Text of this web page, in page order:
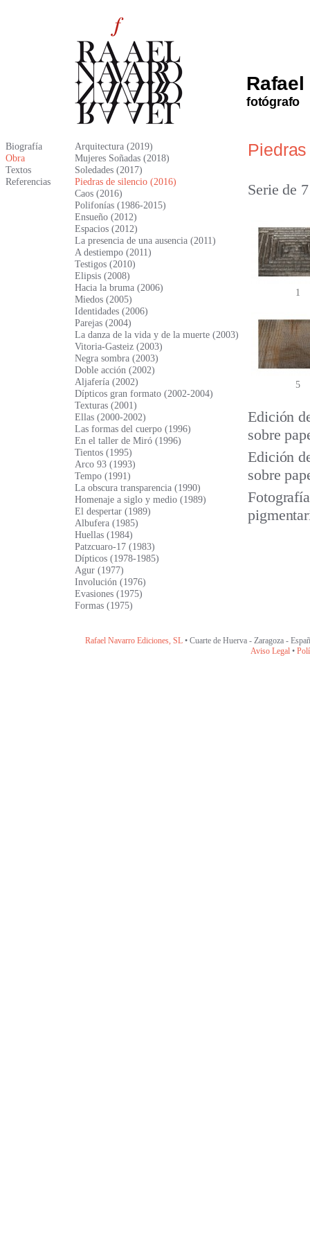
fotógrafo
Biografía
Obra
Textos
Referencias
Arquitectura (2019)
Mujeres Soñadas (2018)
Soledades (2017)
Piedras de silencio (2016)
Caos (2016)
Polifonías (1986-2015)
Ensueño (2012)
Espacios (2012)
La presencia de una ausencia (2011)
A destiempo (2011)
Testigos (2010)
Elipsis (2008)
Hacia la bruma (2006)
Miedos (2005)
Identidades (2006)
Parejas (2004)
La danza de la vida y de la muerte (2003)
Vitoria-Gasteiz (2003)
Negra sombra (2003)
Doble acción (2002)
Aljafería (2002)
Dípticos gran formato (2002-2004)
Texturas (2001)
Ellas (2000-2002)
Las formas del cuerpo (1996)
En el taller de Miró (1996)
Tientos (1995)
Arco 93 (1993)
Tempo (1991)
La obscura transparencia (1990)
Homenaje a siglo y medio (1989)
El despertar (1989)
Albufera (1985)
Huellas (1984)
Patzcuaro-17 (1983)
Dípticos (1978-1985)
Agur (1977)
Involución (1976)
Evasiones (1975)
Formas (1975)
Serie de
1
5
Edición
sobre
Edición
sobre
Rafael Navarro Ediciones, SL• Cuarte de Huerva - Zaragoza -
Aviso Legal •